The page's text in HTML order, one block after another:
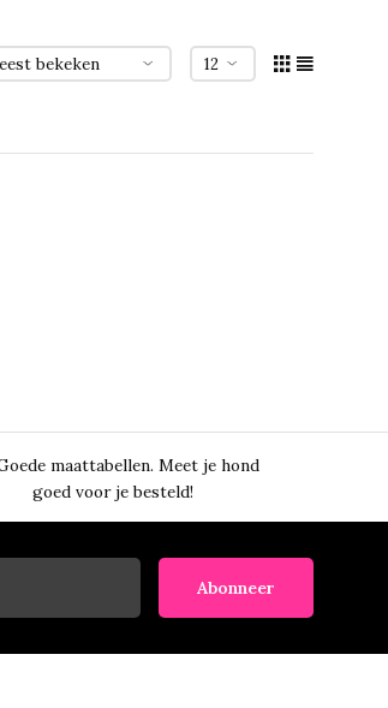
maattabellen. Meet je hond
goed voor je besteld!
Abonneer